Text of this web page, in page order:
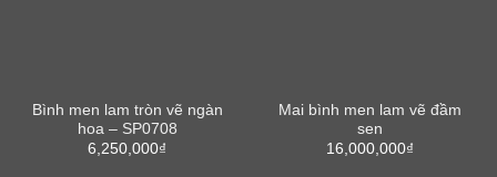
Bình men lam tròn vẽ ngàn
hoa – SP0708
6,250,000₫
Mai bình men lam vẽ đầm
sen
16,000,000₫